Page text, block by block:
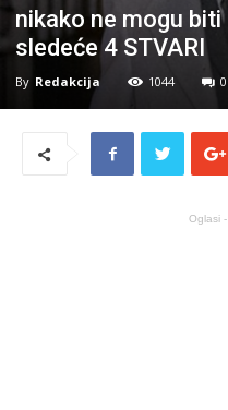
nikako ne mogu
sledeće 4 STVARI
By Redakcija 1044 0
Oglasi